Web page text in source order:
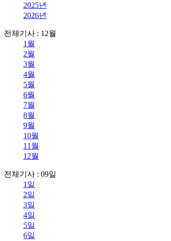
2025년
2026년
전체기사 : 12월
1월
2월
3월
4월
5월
6월
7월
8월
9월
10월
11월
12월
전체기사 : 09일
1일
2일
3일
4일
5일
6일